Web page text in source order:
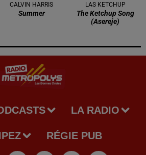
CALVIN HARRIS
Summer
LAS KETCHUP
The Ketchup Song
(asereje)
LA RADIO
RÉGIE PUB